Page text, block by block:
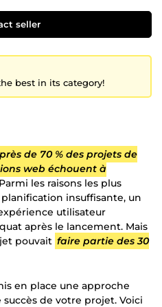
seller
best in its category!
près de 70 % des projets de
web échouent à
Parmi les raisons les plus
insuffisante, un
utilisateur
après le lancement. Mais
pouvait faire partie des 30
en place une approche
de votre projet. Voici